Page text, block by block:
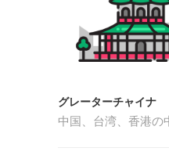
グレーターチャイナ
中国、台湾、香港の